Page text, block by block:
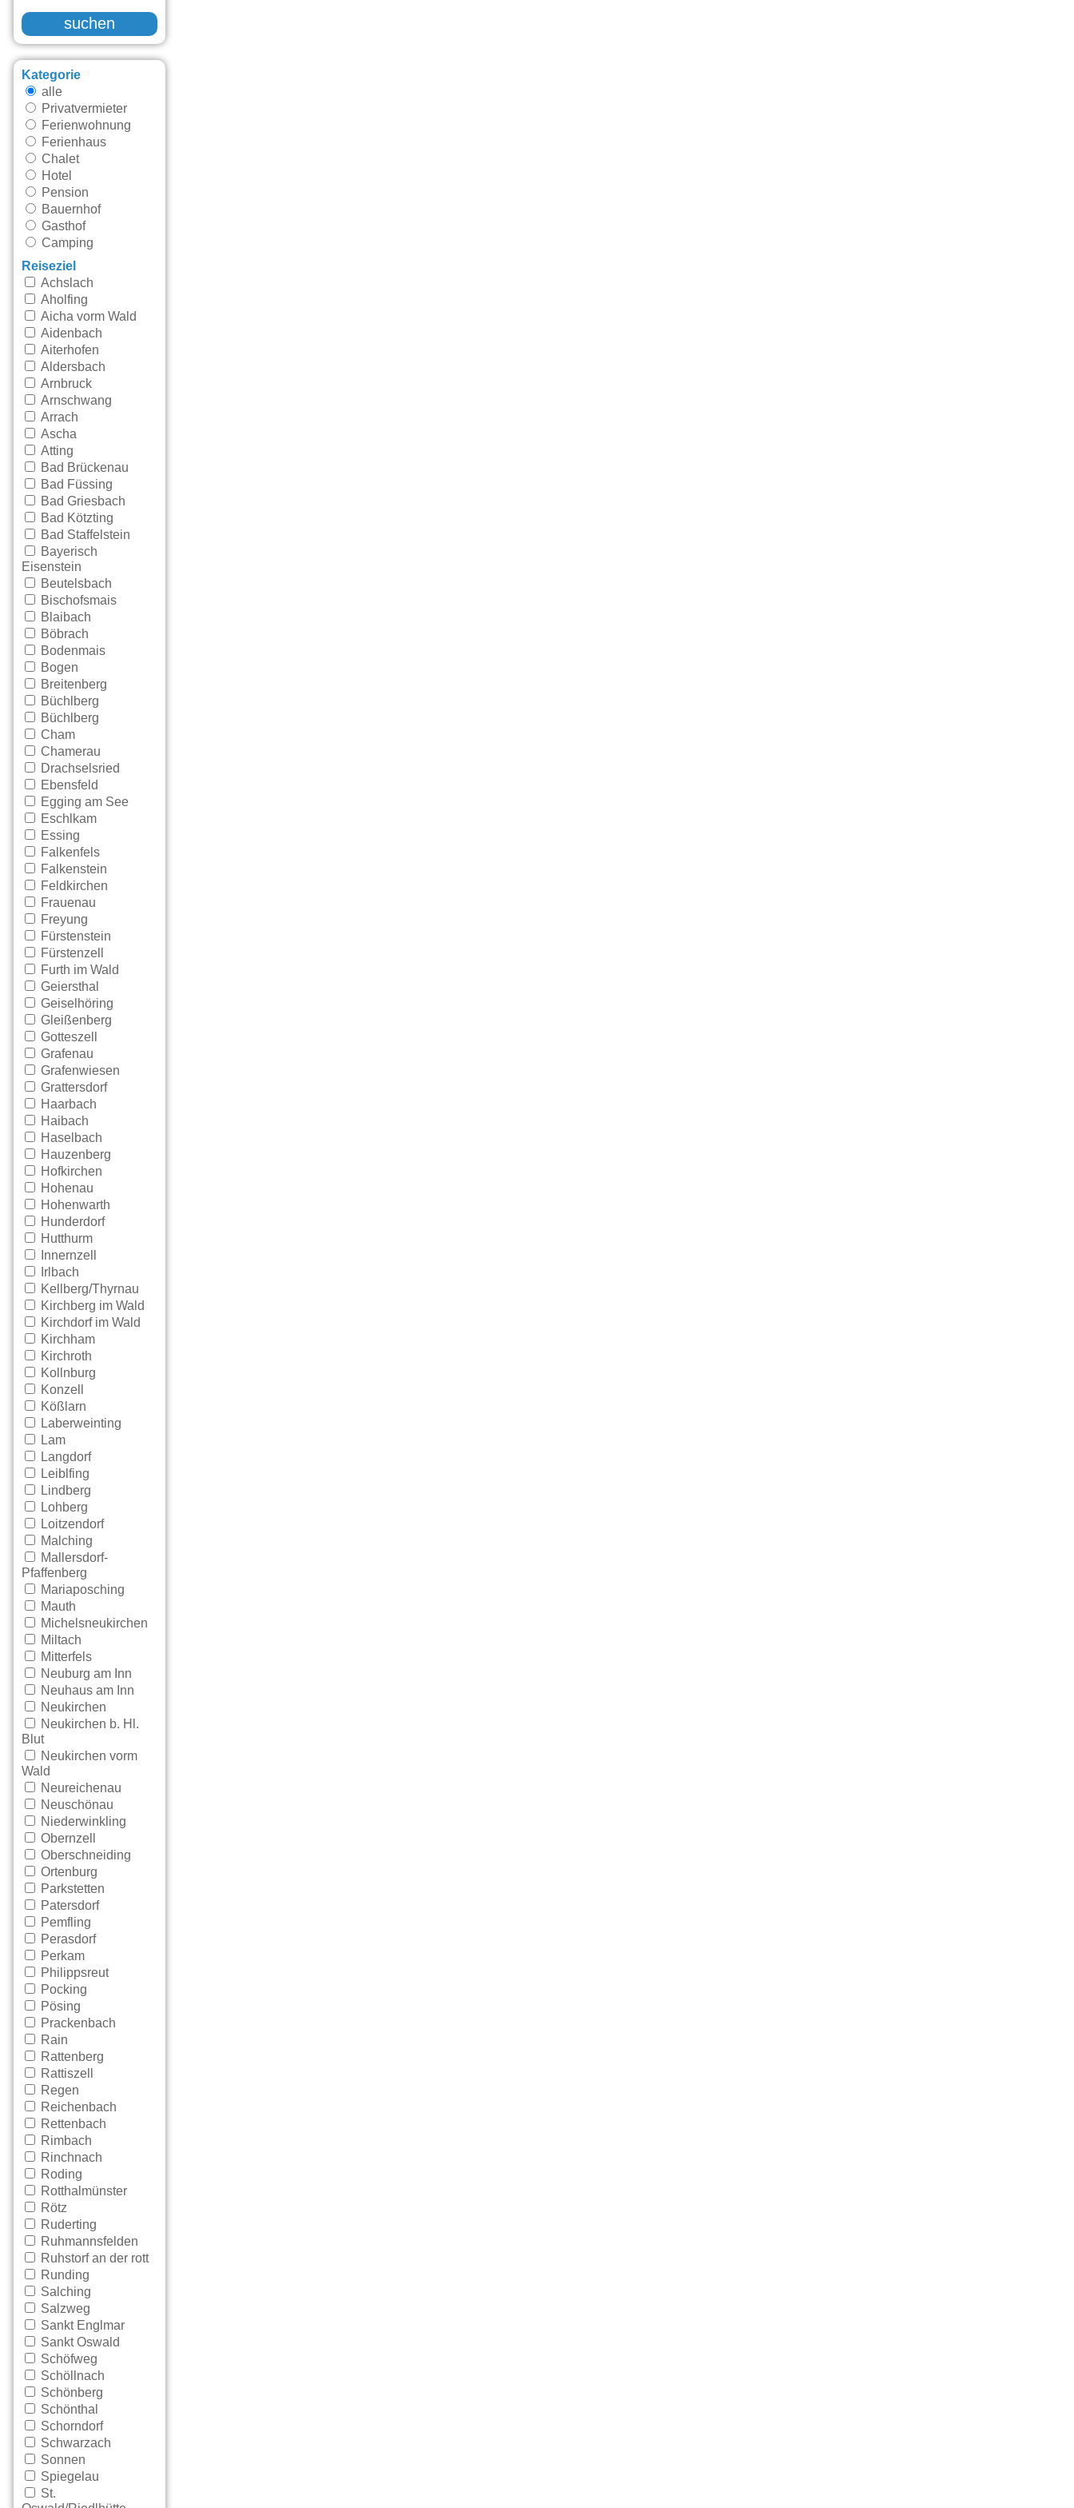
suchen
Kategorie
alle
Privatvermieter
Ferienwohnung
Ferienhaus
Chalet
Hotel
Pension
Bauernhof
Gasthof
Camping
Reiseziel
Achslach
Aholfing
Aicha vorm Wald
Aidenbach
Aiterhofen
Aldersbach
Arnbruck
Arnschwang
Arrach
Ascha
Atting
Bad Brückenau
Bad Füssing
Bad Griesbach
Bad Kötzting
Bad Staffelstein
Bayerisch
Eisenstein
Beutelsbach
Bischofsmais
Blaibach
Böbrach
Bodenmais
Bogen
Breitenberg
Büchlberg
Büchlberg
Cham
Chamerau
Drachselsried
Ebensfeld
Egging am See
Eschlkam
Essing
Falkenfels
Falkenstein
Feldkirchen
Frauenau
Freyung
Fürstenstein
Fürstenzell
Furth im Wald
Geiersthal
Geiselhöring
Gleißenberg
Gotteszell
Grafenau
Grafenwiesen
Grattersdorf
Haarbach
Haibach
Haselbach
Hauzenberg
Hofkirchen
Hohenau
Hohenwarth
Hunderdorf
Hutthurm
Innernzell
Irlbach
Kellberg/Thyrnau
Kirchberg im Wald
Kirchdorf im Wald
Kirchham
Kirchroth
Kollnburg
Konzell
Kößlarn
Laberweinting
Lam
Langdorf
Leiblfing
Lindberg
Lohberg
Loitzendorf
Malching
Mallersdorf-
Pfaffenberg
Mariaposching
Mauth
Michelsneukirchen
Miltach
Mitterfels
Neuburg am Inn
Neuhaus am Inn
Neukirchen
Neukirchen b. Hl.
Blut
Neukirchen vorm
Wald
Neureichenau
Neuschönau
Niederwinkling
Obernzell
Oberschneiding
Ortenburg
Parkstetten
Patersdorf
Pemfling
Perasdorf
Perkam
Philippsreut
Pocking
Pösing
Prackenbach
Rain
Rattenberg
Rattiszell
Regen
Reichenbach
Rettenbach
Rimbach
Rinchnach
Roding
Rotthalmünster
Rötz
Ruderting
Ruhmannsfelden
Ruhstorf an der rott
Runding
Salching
Salzweg
Sankt Englmar
Sankt Oswald
Schöfweg
Schöllnach
Schönberg
Schönthal
Schorndorf
Schwarzach
Sonnen
Spiegelau
St.